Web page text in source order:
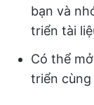
bạn và
triển tài
Có thể
triển cùng